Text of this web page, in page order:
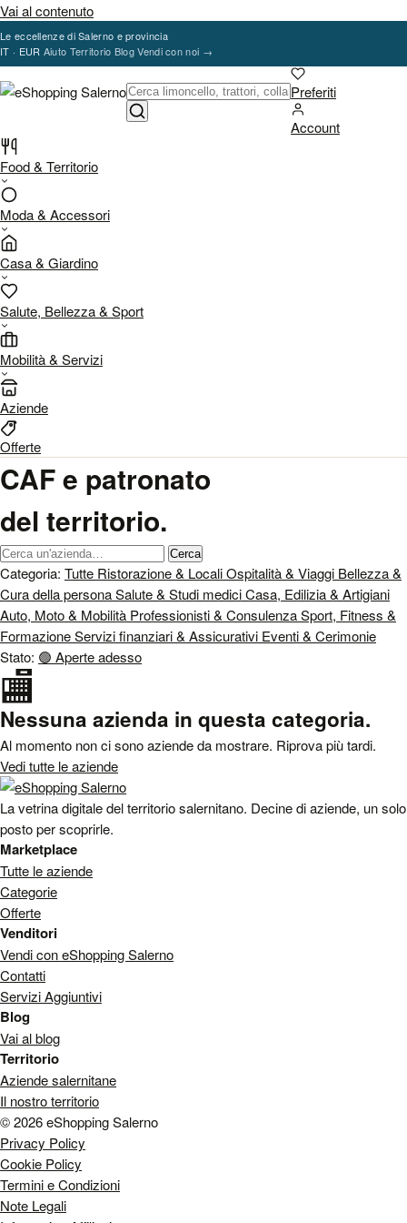
Vai al contenuto
Le eccellenze di Salerno e provincia
IT · EUR Aiuto Territorio BlogVendi con noi →
Preferiti
Account
Food & Territorio
Moda & Accessori
Casa & Giardino
Salute, Bellezza & Sport
Mobilità & Servizi
Aziende
Offerte
CAF e patronato
del territorio.
Cerca un'azienda Cerca
Categoria: Tutte Ristorazione & LocaliOspitalità & Viaggi Bellezza &
Cura della personaSalute & Studi mediciCasa, Edilizia & Artigiani
Auto, Moto & Mobilità Professionisti & ConsulenzaSport, Fitness &
FormazioneServizi finanziari & Assicurativi Eventi & Cerimonie
Stato: 🟢 Aperte adesso
🏬
Nessuna azienda in questa categoria.
Al momento non ci sono aziende da mostrare. Riprova più tardi.
Vedi tutte le aziende
La vetrina digitale del territorio salernitano. Decine di aziende, un solo
posto per scoprirle.
Marketplace
Tutte le aziende
Categorie
Offerte
Venditori
Vendi con eShopping Salerno
Contatti
Servizi Aggiuntivi
Blog
Vai al blog
Territorio
Aziende salernitane
Il nostro territorio
© 2026 eShopping Salerno
Privacy Policy
Cookie Policy
Termini e Condizioni
Note Legali